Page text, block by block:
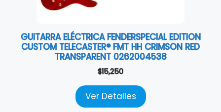
GUITARRA ELÉCTRICA FENDERSPECIAL EDITION
CUSTOM TELECASTER® FMT HH CRIMSON RED
TRANSPARENT 0262004538
$15,250
Ver Detalles